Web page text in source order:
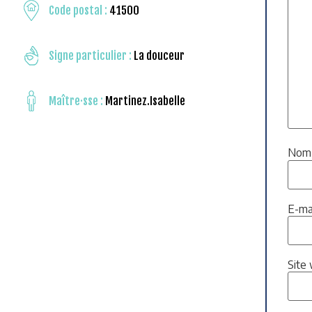
Code postal : 41500
Signe particulier : La douceur
Maître·sse : Martinez.Isabelle
E-
Site